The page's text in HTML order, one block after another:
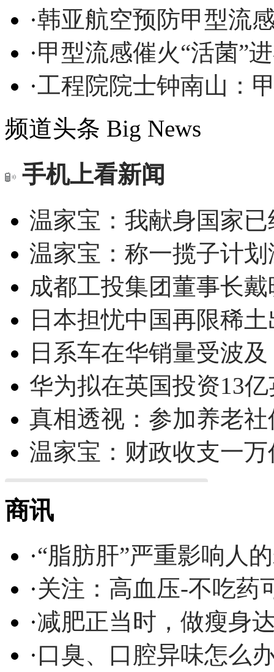
·韩亚航空预防甲型流
·甲型流感催火“活菌”
·工程院院士钟南山：
频道头条 Big News
手机上看新闻
温家宝：我献身国家
温家宝：称一揽子计
成都工投集团董事长
日本担忧中国再限稀
日系车在华销量受波
华为拟在英国投资13
真相透视：参加养老
温家宝：财政收支一
商讯
·“脂肪肝”严重影响人
·关注：高血压-不吃药
·减肥正当时，做瘦身
·口臭、口腔异味怎么